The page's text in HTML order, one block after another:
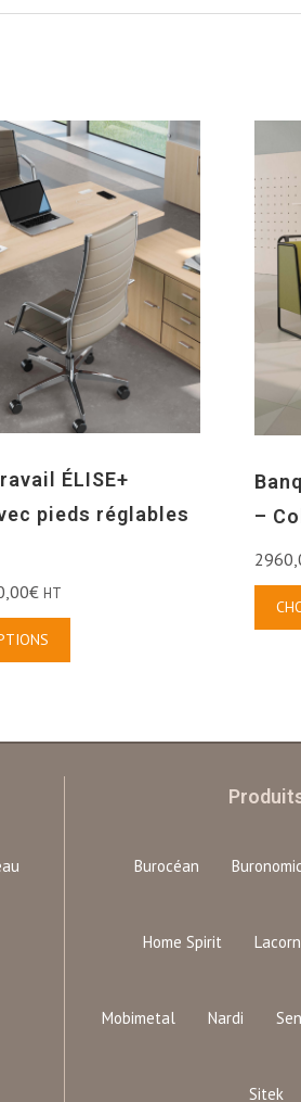
ÉLISE+
pieds réglables
€ HT
–
Burocéan Buronomic
Home Spirit
Mobimetal Nardi
Sitek